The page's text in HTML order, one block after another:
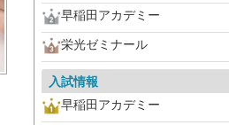
早稲田アカデミー
栄光ゼミナール
入試情報
早稲田アカデミー